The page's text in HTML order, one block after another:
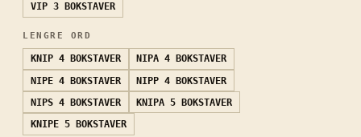
VIP 3 BOKSTAVER
LENGRE ORD
KNIP 4 BOKSTAVER NIPA 4 BOKSTAVER
NIPE 4 BOKSTAVER NIPP 4 BOKSTAVER
NIPS 4 BOKSTAVER KNIPA 5 BOKSTAVER
KNIPE 5 BOKSTAVER